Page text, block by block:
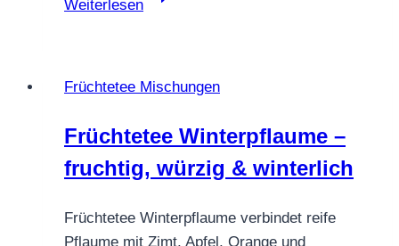
Weiterlesen
–
geschmackliche
Reise
den
Orient
Früchtetee Mischungen
Früchtetee Winterpflaume –
fruchtig, würzig & winterlich
Früchtetee Winterpflaume verbindet reife
Pflaume mit Zimt, Apfel, Orange und